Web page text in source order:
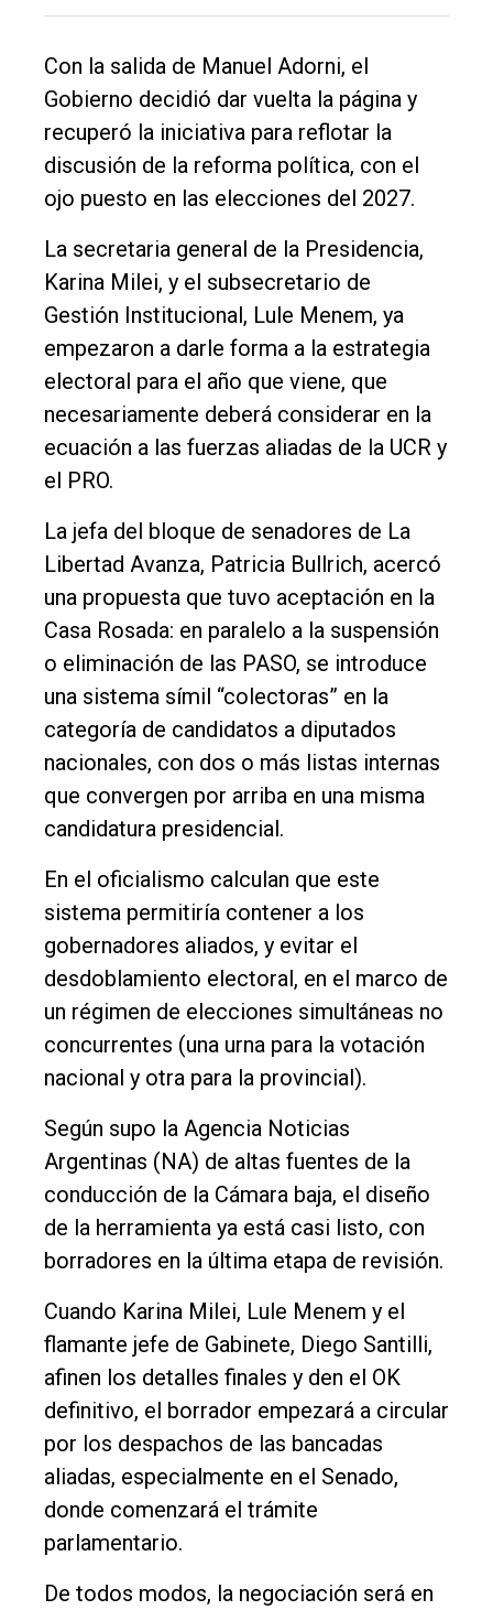
El
único
DIARIO
Balcarce
Tendencia
Int.
General
Política
Cultura
Entrevistas
Rural
Deportes
Fúnebres
Edición
Empresa
Nosotros
Contacto
Con la salida de Manuel Adorni, el
Gobierno decidió dar vuelta la página y
recuperó la iniciativa para reflotar la
discusión de la reforma política, con el
ojo puesto en las elecciones del 2027.
La secretaria general de la Presidencia,
Karina Milei, y el subsecretario de
Gestión Institucional, Lule Menem, ya
empezaron a darle forma a la estrategia
electoral para el año que viene, que
necesariamente deberá considerar en la
ecuación a las fuerzas aliadas de la UCR y
el PRO.
La jefa del bloque de senadores de La
Libertad Avanza, Patricia Bullrich, acercó
una propuesta que tuvo aceptación en la
Casa Rosada: en paralelo a la suspensión
o eliminación de las PASO, se introduce
una sistema símil “colectoras” en la
categoría de candidatos a diputados
nacionales, con dos o más listas internas
que convergen por arriba en una misma
candidatura presidencial.
En el oficialismo calculan que este
sistema permitiría contener a los
gobernadores aliados, y evitar el
desdoblamiento electoral, en el marco de
un régimen de elecciones simultáneas no
concurrentes (una urna para la votación
nacional y otra para la provincial).
Según supo la Agencia Noticias
Argentinas (NA) de altas fuentes de la
conducción de la Cámara baja, el diseño
de la herramienta ya está casi listo, con
borradores en la última etapa de revisión.
Cuando Karina Milei, Lule Menem y el
flamante jefe de Gabinete, Diego Santilli,
afinen los detalles finales y den el OK
definitivo, el borrador empezará a circular
por los despachos de las bancadas
aliadas, especialmente en el Senado,
donde comenzará el trámite
parlamentario.
De todos modos, la negociación será en